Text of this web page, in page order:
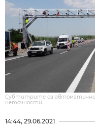
Субтитрите са автоматично
неточности.
14:44, 29.06.2021